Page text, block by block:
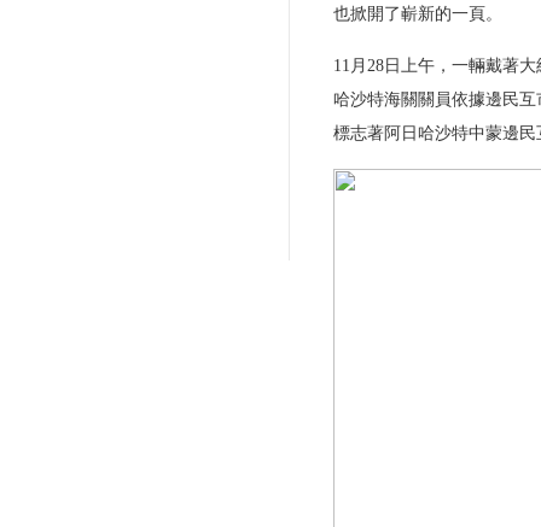
也掀開了嶄新的一頁。
11月28日上午，一輛戴著
哈沙特海關關員依據邊民
標志著阿日哈沙特中蒙邊